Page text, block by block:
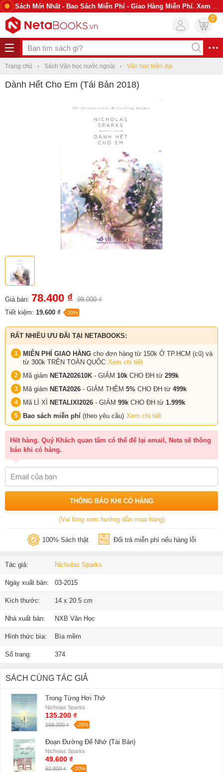
Sách Mới Nhất - Bao Sách Miễn Phí - Giao Hàng Miễn Phí. Xem Ngay
0
Trang chủ Sách Văn học nước ngoài Văn học hiện đại
Dành Hết Cho Em (Tái Bản 2018)
Giá bán: 78.400 ₫ 98.000 ₫
Tiết kiệm: 19.600 ₫ -20%
RẤT NHIỀU ƯU ĐÃI TẠI NETABOOKS:
MIỄN PHÍ GIAO HÀNG cho đơn hàng từ 150k Ở TP.HCM (cũ) và
từ 300k TRÊN TOÀN QUỐC Xem chi tiết
Mã giảm NETA202610K - GIẢM 10k CHO ĐH từ 299k
Mã giảm NETA2026 - GIẢM THÊM 5% CHO ĐH từ 499k
Mã LÌ XÌ NETALIXI2026 - GIẢM 99k CHO ĐH từ 1.999k
Bao sách miễn phí (theo yêu cầu) Xem chi tiết
Hết hàng. Quý Khách quan tâm có thể để lại email, Neta sẽ thông
báo khi có hàng.
THÔNG BÁO KHI CÓ HÀNG
(Vui lòng xem hướng dẫn mua hàng)
100% Sách thật Đổi trả miễn phí nếu hàng lỗi
Tác giả: Nicholas Sparks
Ngày xuất bản: 03-2015
Kích thước: 14 x 20.5 cm
Nhà xuất bản: NXB Văn Học
Hình thức bìa: Bìa mềm
Số trang: 374
SÁCH CÙNG TÁC GIẢ
Trong Từng Hơi Thở
Nicholas Sparks
135.200 ₫
169.000 ₫ -20%
Đoạn Đường Để Nhớ (Tái Bản)
Nicholas Sparks
49.600 ₫
62.000 ₫ -20%